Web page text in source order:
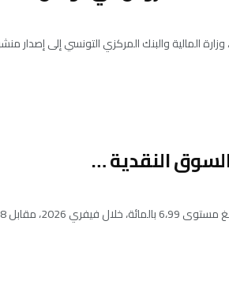
النقدية …
خلال جانفي ...